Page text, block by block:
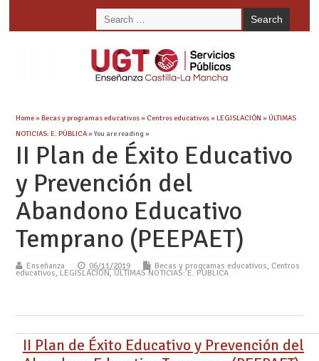
Home»Becas y programas educativos» Centros educativos»LEGISLACIÓN »ÚLTIMAS
NOTICIAS: E. PÚBLICA» You are reading »
II Plan de Éxito Educativo
y Prevención del
Abandono Educativo
Temprano (PEEPAET)
Enseñanza 06/11/2019 Becas y programas educativos, Centros
educativos, LEGISLACIÓN,ÚLTIMAS NOTICIAS: E. PÚBLICA
II Plan de Éxito Educativo y Prevención del